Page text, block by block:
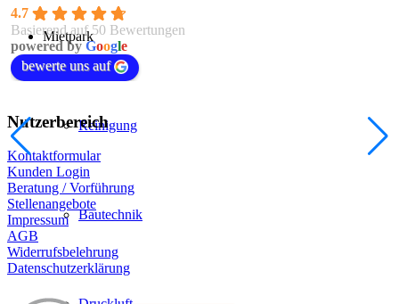
Mietpark
Reinigung
Bautechnik
4.7
Basierend auf 50 Bewertungen
powered byGoogle
bewerte uns auf
Nutzerbereich
Kontaktformular
Kunden Login
Beratung / Vorführung
Stellenangebote
Impressum
AGB
Widerrufsbelehrung
Datenschutzerklärung